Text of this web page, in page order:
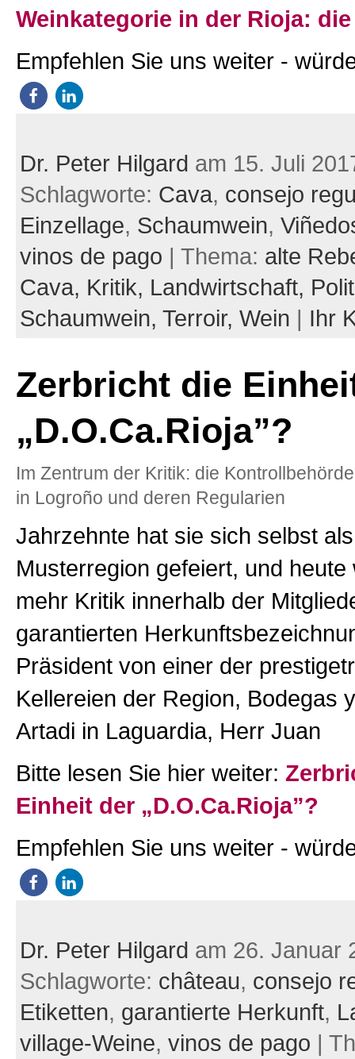
Weinkategorie in der Rioja:
Empfehlen Sie uns weiter -
Dr. Peter Hilgard am 15. Juli
Schlagworte: Cava, consejo
Einzellage, Schaumwein,
vinos de pago | Thema: alte
Cava, Kritik, Landwirtschaft,
Schaumwein, Terroir, Wein | Ihr
Zerbricht die
„D.O.Ca.Rioja”?
Im Zentrum der Kritik: die
in Logroño und deren Regularien
Jahrzehnte hat sie sich selbst
Musterregion gefeiert, und heute
mehr Kritik innerhalb der
garantierten
Präsident von einer der
Kellereien der Region, Bodegas
Artadi in Laguardia, Herr Juan
Bitte lesen Sie hier weiter:
Einheit der „D.O.Ca.Rioja”?
Empfehlen Sie uns weiter -
Dr. Peter Hilgard am 26. Januar
Schlagworte: château, consejo
Etiketten, garantierte Herkunft,
village-Weine, vinos de pago |